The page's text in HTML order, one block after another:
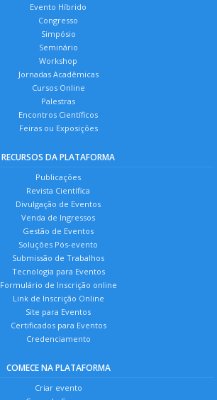
Evento Híbrido
Congresso
Simpósio
Seminário
Workshop
Jornadas Acadêmicas
Cursos Online
Palestras
Encontros Científicos
Feiras ou Exposições
RECURSOS DA PLATAFORMA
Publicações
Revista Científica
Divulgação de Eventos
Venda de Ingressos
Gestão de Eventos
Soluções Pós-evento
Submissão de Trabalhos
Tecnologia para Eventos
Formulário de Inscrição online
Link de Inscrição Online
Site para Eventos
Certificados para Eventos
Credenciamento
COMECE NA PLATAFORMA
Criar evento